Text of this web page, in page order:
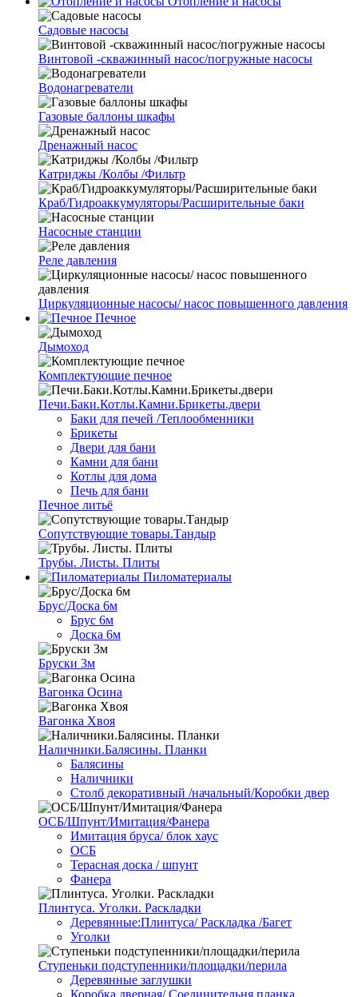
Cадовые насосы
Винтовой -скважинный насос/погружные насосы
Водонагреватели
Газовые баллоны шкафы
Дренажный насос
Катриджы /Колбы /Фильтр
Краб/Гидроаккумуляторы/Расширительные баки
Насосные станции
Реле давления
Циркуляционные насосы/ насос повышенного давления
Печное
Дымоход
Комплектующие печное
Печи.Баки.Котлы.Камни.Брикеты.двери
Баки для печей /Теплообменники
Брикеты
Двери для бани
Камни для бани
Котлы для дома
Печь для бани
Печное литьё
Сопутствующие товары.Тандыр
Трубы. Листы. Плиты
Пиломатериалы
Брус/Доска 6м
Брус 6м
Доска 6м
Бруски 3м
Вагонка Осина
Вагонка Хвоя
Наличники.Балясины. Планки
Балясины
Наличники
Столб декоративный /начальный/Коробки двер
ОСБ/Шпунт/Имитация/Фанера
Имитация бруса/ блок хаус
ОСБ
Терасная доска / шпунт
Фанера
Плинтуса. Уголки. Раскладки
Деревянные:Плинтуса/ Раскладка /Багет
Уголки
Ступеньки подступенники/площадки/перила
Деревянные заглушки
Коробка дверная/ Соединительня планка